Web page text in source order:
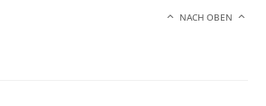
NACH OBEN